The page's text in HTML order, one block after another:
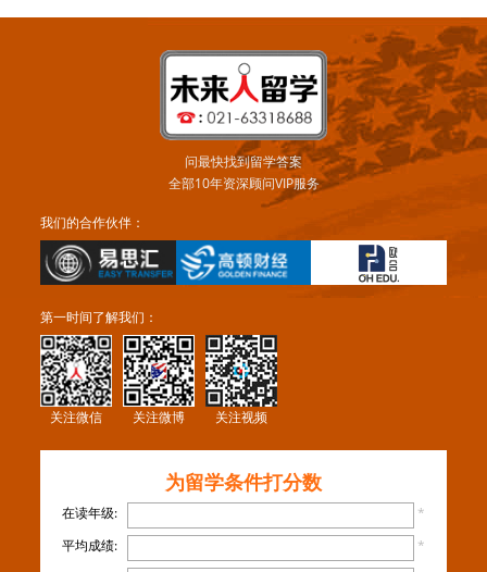
问最快找到留学答案
全部10年资深顾问VIP服务
我们的合作伙伴：
第一时间了解我们：
关注微信 关注微博 关注视频
为留学条件打分数
在读年级:
*
平均成绩:
*